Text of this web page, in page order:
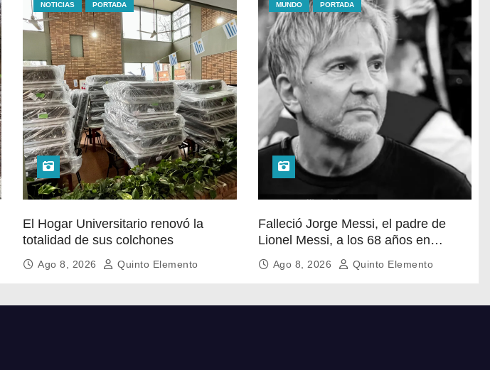
NOTICIAS PORTADA
El Hogar Universitario renovó la
totalidad de sus colchones
Ago 8, 2026 Quinto Elemento
MUNDO PORTADA
Falleció Jorge Messi, el padre de
Lionel Messi, a los 68 años en
Rosario
Ago 8, 2026 Quinto Elemento